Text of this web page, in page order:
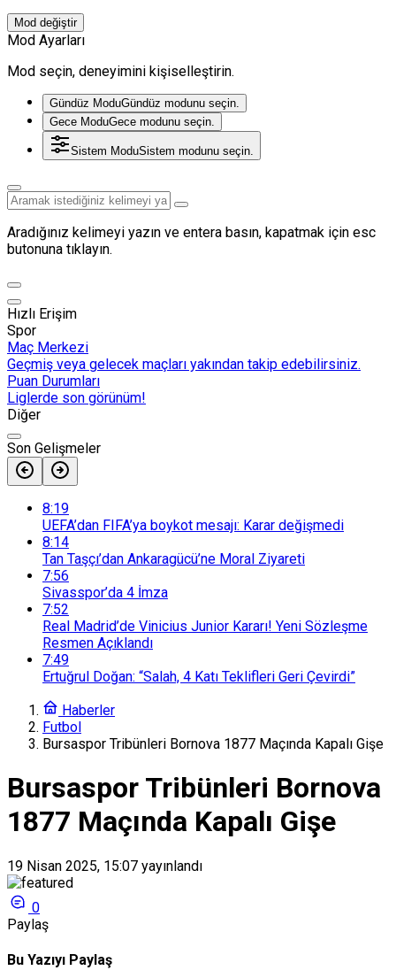
Mod değiştir
Mod Ayarları
Mod seçin, deneyimini kişiselleştirin.
Gündüz ModuGündüz modunu seçin.
Gece ModuGece modunu seçin.
Sistem ModuSistem modunu seçin.
Aradığınız kelimeyi yazın ve entera basın, kapatmak için esc
butonuna tıklayın.
Hızlı Erişim
Spor
Maç Merkezi
Geçmiş veya gelecek maçları yakından takip edebilirsiniz.
Puan Durumları
Liglerde son görünüm!
Diğer
Son Gelişmeler
8:19
UEFA’dan FIFA’ya boykot mesajı: Karar değişmedi
8:14
Tan Taşçı’dan Ankaragücü’ne Moral Ziyareti
7:56
Sivasspor’da 4 İmza
7:52
Real Madrid’de Vinicius Junior Kararı! Yeni Sözleşme
Resmen Açıklandı
7:49
Ertuğrul Doğan: “Salah, 4 Katı Teklifleri Geri Çevirdi”
Haberler
Futbol
Bursaspor Tribünleri Bornova 1877 Maçında Kapalı Gişe
Bursaspor Tribünleri Bornova
1877 Maçında Kapalı Gişe
19 Nisan 2025, 15:07 yayınlandı
0
Paylaş
Bu Yazıyı Paylaş